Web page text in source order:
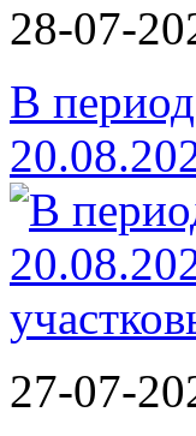
28-07-
В
27-07-